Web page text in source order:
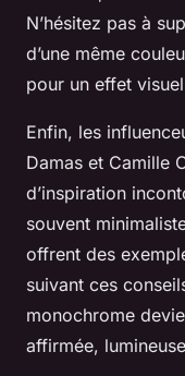
N’hésitez pas à
d’une même
pour un effet
Enfin, les
Damas et Camille
d’inspiration
souvent
offrent des
suivant ces
monochrome
affirmée,